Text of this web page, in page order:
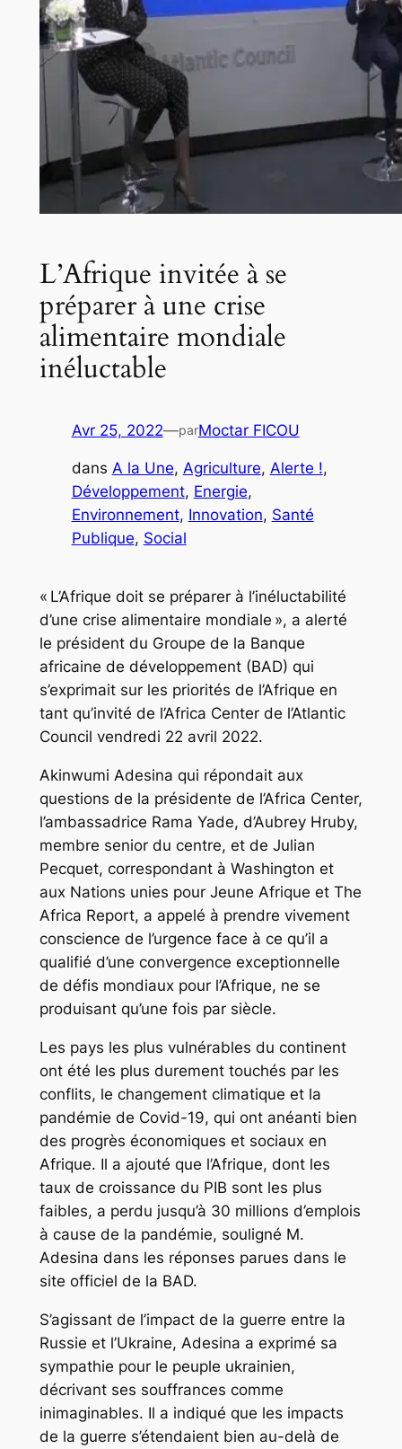
L’Afrique invitée à se
préparer à une crise
alimentaire mondiale
inéluctable
Avr 25, 2022—parMoctar FICOU
dans A la Une, Agriculture, Alerte !
Développement, Energie
Environnement, Innovation, Santé
Publique, Social
« L’Afrique doit se préparer à l’inéluctabilité
d’une crise alimentaire mondiale », a alerté
le président du Groupe de la Banque
africaine de développement (BAD) qui
s’exprimait sur les priorités de l’Afrique en
tant qu’invité de l’Africa Center de l’Atlantic
Council vendredi 22 avril 2022.
Akinwumi Adesina qui répondait aux
questions de la présidente de l’Africa Center,
l’ambassadrice Rama Yade, d’Aubrey Hruby,
membre senior du centre, et de Julian
Pecquet, correspondant à Washington et
aux Nations unies pour Jeune Afrique et The
Africa Report, a appelé à prendre vivement
conscience de l’urgence face à ce qu’il a
qualifié d’une convergence exceptionnelle
de défis mondiaux pour l’Afrique, ne se
produisant qu’une fois par siècle.
Les pays les plus vulnérables du continent
ont été les plus durement touchés par les
conflits, le changement climatique et la
pandémie de Covid-19, qui ont anéanti bien
des progrès économiques et sociaux en
Afrique. Il a ajouté que l’Afrique, dont les
taux de croissance du PIB sont les plus
faibles, a perdu jusqu’à 30 millions d’emplois
à cause de la pandémie, souligné M.
Adesina dans les réponses parues dans le
site officiel de la BAD.
S’agissant de l’impact de la guerre entre la
Russie et l’Ukraine, Adesina a exprimé sa
sympathie pour le peuple ukrainien,
décrivant ses souffrances comme
inimaginables. Il a indiqué que les impacts
de la guerre s’étendaient bien au-delà de